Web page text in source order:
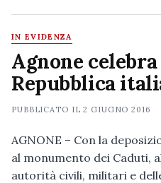
IN EVIDENZA
Agnone
Repubblica
PUBBLICATO IL2 GIUGNO 2016
AGNONE – Con la
al monumento dei Caduti,
autorità civili, militari e